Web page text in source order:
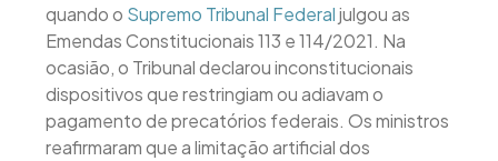
quando o Supremo Tribunal Federaljulgou as
Emendas Constitucionais 113 e 114/2021. Na
ocasião, o Tribunal declarou inconstitucionais
dispositivos que restringiam ou adiavam o
pagamento de precatórios federais. Os ministros
reafirmaram que a limitação artificial dos